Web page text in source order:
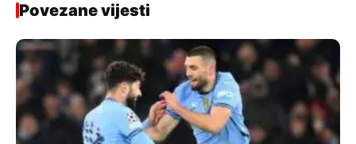
Povezane vijesti